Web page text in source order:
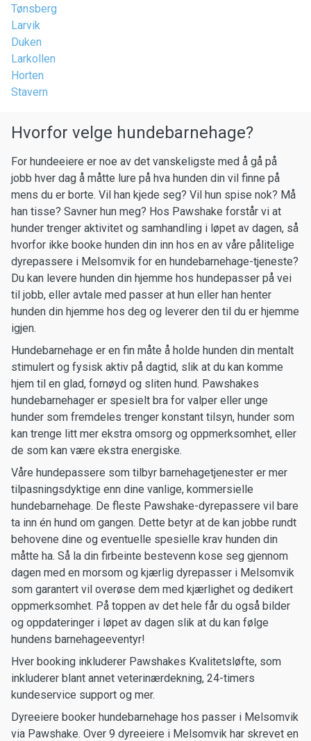
Tønsberg
Larvik
Duken
Larkollen
Horten
Stavern
Hvorfor velge hundebarnehage?
For hundeeiere er noe av det vanskeligste med å gå på
jobb hver dag å måtte lure på hva hunden din vil finne på
mens du er borte. Vil han kjede seg? Vil hun spise nok? Må
han tisse? Savner hun meg? Hos Pawshake forstår vi at
hunder trenger aktivitet og samhandling i løpet av dagen, så
hvorfor ikke booke hunden din inn hos en av våre pålitelige
dyrepassere i Melsomvik for en hundebarnehage-tjeneste?
Du kan levere hunden din hjemme hos hundepasser på vei
til jobb, eller avtale med passer at hun eller han henter
hunden din hjemme hos deg og leverer den til du er hjemme
igjen.
Hundebarnehage er en fin måte å holde hunden din mentalt
stimulert og fysisk aktiv på dagtid, slik at du kan komme
hjem til en glad, fornøyd og sliten hund. Pawshakes
hundebarnehager er spesielt bra for valper eller unge
hunder som fremdeles trenger konstant tilsyn, hunder som
kan trenge litt mer ekstra omsorg og oppmerksomhet, eller
de som kan være ekstra energiske.
Våre hundepassere som tilbyr barnehagetjenester er mer
tilpasningsdyktige enn dine vanlige, kommersielle
hundebarnehage. De fleste Pawshake-dyrepassere vil bare
ta inn én hund om gangen. Dette betyr at de kan jobbe rundt
behovene dine og eventuelle spesielle krav hunden din
måtte ha. Så la din firbeinte bestevenn kose seg gjennom
dagen med en morsom og kjærlig dyrepasser i Melsomvik
som garantert vil overøse dem med kjærlighet og dedikert
oppmerksomhet. På toppen av det hele får du også bilder
og oppdateringer i løpet av dagen slik at du kan følge
hundens barnehageeventyr!
Hver booking inkluderer Pawshakes Kvalitetsløfte, som
inkluderer blant annet veterinærdekning, 24-timers
kundeservice support og mer.
Dyreeiere booker hundebarnehage hos passer i Melsomvik
via Pawshake. Over 9 dyreeiere i Melsomvik har skrevet en